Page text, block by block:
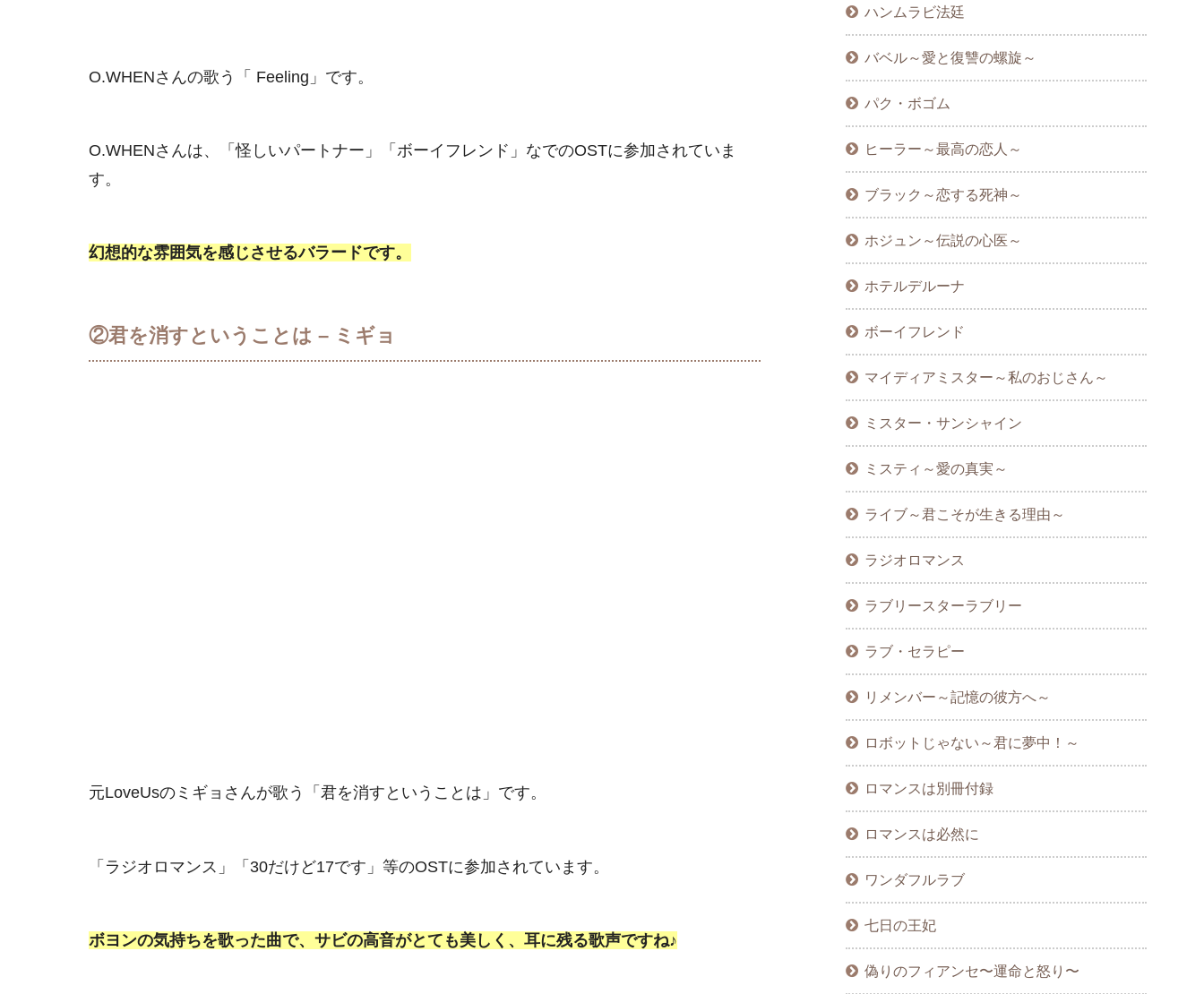
O.WHENさんの歌う「 Feeling」です。
O.WHENさんは、「怪しいパートナー」「ボーイフレンド」なでのOSTに参加されていま
す。
幻想的な雰囲気を感じさせるバラードです。
②君を消すということは – ミギョ
元LoveUsのミギョさんが歌う「君を消すということは」です。
「ラジオロマンス」「30だけど17です」等のOSTに参加されています。
ボヨンの気持ちを歌った曲で、サビの高音がとても美しく、耳に残る歌声ですね♪
ハンムラビ法廷
バベル～愛と復讐の螺旋～
パク・ボゴム
ヒーラー～最高の恋人～
ブラック～恋する死神～
ホジュン～伝説の心医～
ホテルデルーナ
ボーイフレンド
マイディアミスター～私のおじさん～
ミスター・サンシャイン
ミスティ～愛の真実～
ライブ～君こそが生きる理由～
ラジオロマンス
ラブリースターラブリー
ラブ・セラピー
リメンバー～記憶の彼方へ～
ロボットじゃない～君に夢中！～
ロマンスは別冊付録
ロマンスは必然に
ワンダフルラブ
七日の王妃
偽りのフィアンセ〜運命と怒り〜